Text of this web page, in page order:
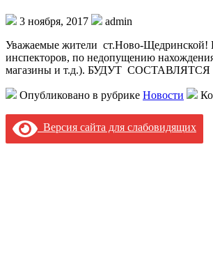
3 ноября, 2017
admin
Уважаемые жители ст.Ново-Щедринской!
инспекторов, по недопущению
магазины и т.д.). БУДУТ
Опубликовано в рубрике Новости
Версия сайта для слабовидящих